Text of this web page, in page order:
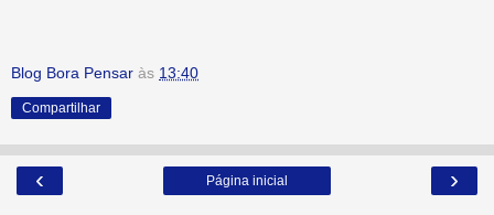
Blog Bora Pensar às 13:40
Compartilhar
‹ ›
Página inicial